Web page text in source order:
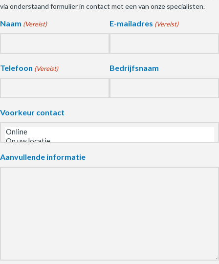
via onderstaand formulier in contact met een van onze specialisten.
Naam (Vereist) E-mailadres (Vereist)
Telefoon (Vereist) Bedrijfsnaam
Voorkeur contact
Aanvullende informatie